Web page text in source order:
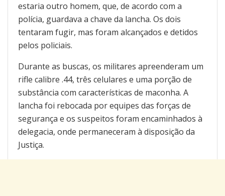
estaria outro homem, que, de acordo com a
polícia, guardava a chave da lancha. Os dois
tentaram fugir, mas foram alcançados e detidos
pelos policiais.
Durante as buscas, os militares apreenderam um
rifle calibre .44, três celulares e uma porção de
substância com características de maconha. A
lancha foi rebocada por equipes das forças de
segurança e os suspeitos foram encaminhados à
delegacia, onde permaneceram à disposição da
Justiça.